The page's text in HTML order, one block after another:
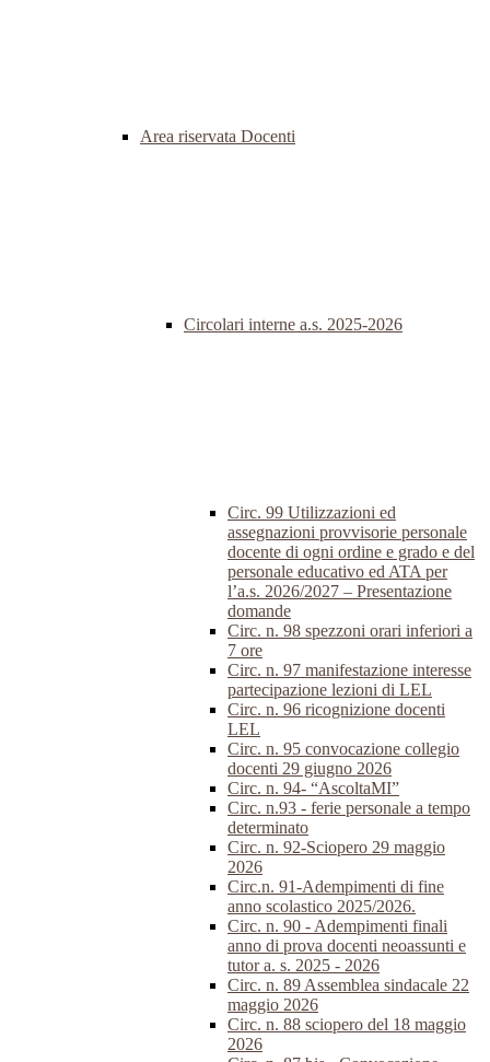
Area riservata Docenti
Circolari interne a.s. 2025-2026
Circ. 99 Utilizzazioni ed
assegnazioni provvisorie personale
docente di ogni ordine e grado e del
personale educativo ed ATA per
l’a.s. 2026/2027 – Presentazione
domande
Circ. n. 98 spezzoni orari inferiori a
7 ore
Circ. n. 97 manifestazione interesse
partecipazione lezioni di LEL
Circ. n. 96 ricognizione docenti
LEL
Circ. n. 95 convocazione collegio
docenti 29 giugno 2026
Circ. n. 94- “AscoltaMI”
Circ. n.93 - ferie personale a tempo
determinato
Circ. n. 92-Sciopero 29 maggio
2026
Circ.n. 91-Adempimenti di fine
anno scolastico 2025/2026.
Circ. n. 90 - Adempimenti finali
anno di prova docenti neoassunti e
tutor a. s. 2025 - 2026
Circ. n. 89 Assemblea sindacale 22
maggio 2026
Circ. n. 88 sciopero del 18 maggio
2026